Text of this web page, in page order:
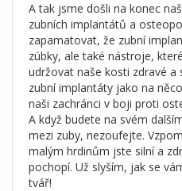
A tak jsme došli na konec
zubních implantátů a
zapamatovat, že zubní
zúbky, ale také nástroje,
udržovat naše kosti zdravé a
zubní implantáty jako na
naši zachránci v boji proti
A když budete na svém
mezi zuby, nezoufejte.
malým hrdinům jste silní a
pochopí. Už slyším, jak se
tvář!